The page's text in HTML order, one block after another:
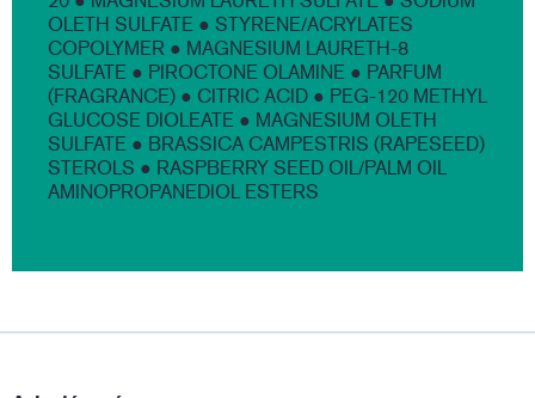
OLETH SULFATE ● STYRENE/ACRYLATES
COPOLYMER ● MAGNESIUM LAURETH-8
SULFATE ● PIROCTONE OLAMINE ● PARFUM
(FRAGRANCE) ● CITRIC ACID ● PEG-120 METHYL
GLUCOSE DIOLEATE ● MAGNESIUM OLETH
SULFATE ● BRASSICA CAMPESTRIS (RAPESEED)
STEROLS ● RASPBERRY SEED OIL/PALM OIL
AMINOPROPANEDIOL ESTERS